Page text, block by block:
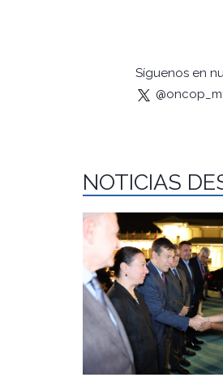
Síguenos en
NOTICIAS